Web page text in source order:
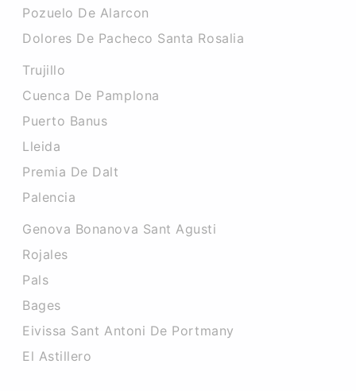
Pozuelo De Alarcon
Dolores De Pacheco Santa Rosalia
Trujillo
Cuenca De Pamplona
Puerto Banus
Lleida
Premia De Dalt
Palencia
Genova Bonanova Sant Agusti
Rojales
Pals
Bages
Eivissa Sant Antoni De Portmany
El Astillero